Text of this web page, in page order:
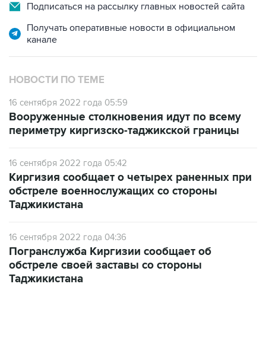
Получать оперативные новости в официальном
НОВОСТИ ПО ТЕМЕ
16 сентября 2022 года 05:59
периметру киргизско-таджикской границы
16 сентября 2022 года 05:42
обстреле военнослужащих со стороны
Таджикистана
16 сентября 2022 года 04:36
обстреле своей заставы со стороны
Таджикистана